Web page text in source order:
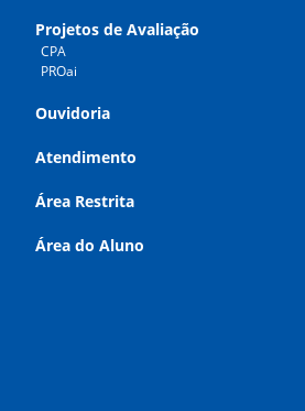
Projetos de Avaliação
CPA
PROai
Ouvidoria
Atendimento
Área Restrita
Área do Aluno